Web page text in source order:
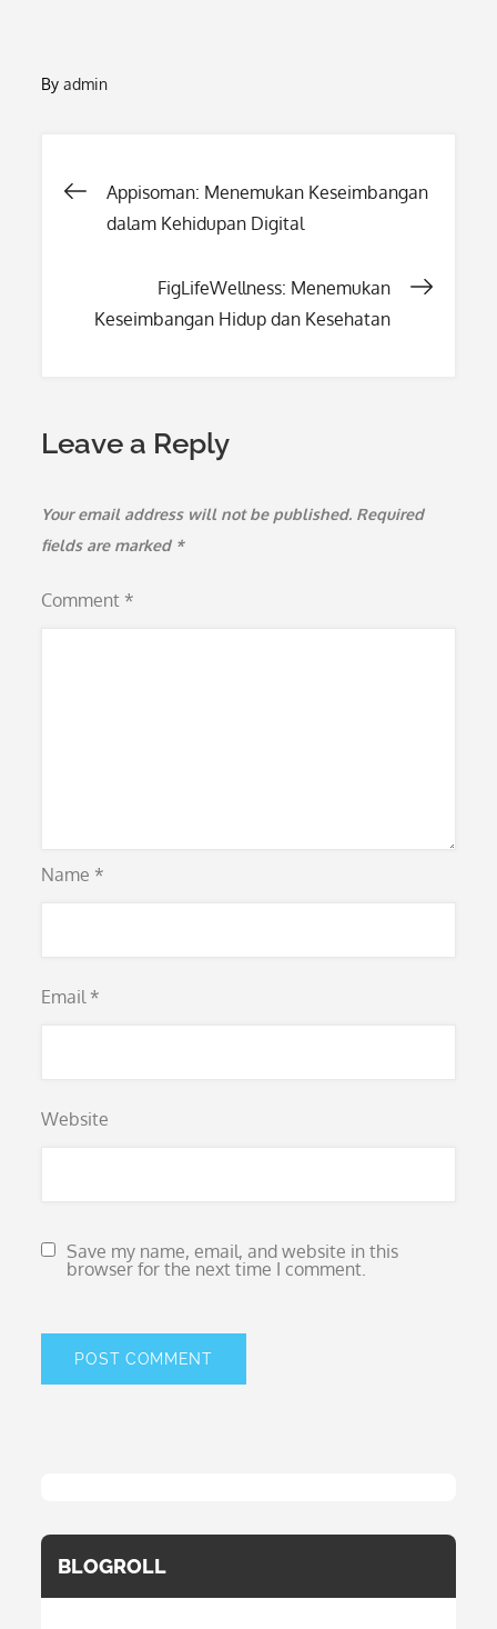
Byadmin
Post
Appisoman: Menemukan Keseimbangan
dalam Kehidupan Digital
FigLifeWellness: Menemukan
Keseimbangan Hidup dan Kesehatan
Leave a Reply
Your email address will not be published. Required
fields are marked *
Comment *
Name *
Email *
Website
Save my name, email, and website in this
browser for the next time I comment.
BLOGROLL